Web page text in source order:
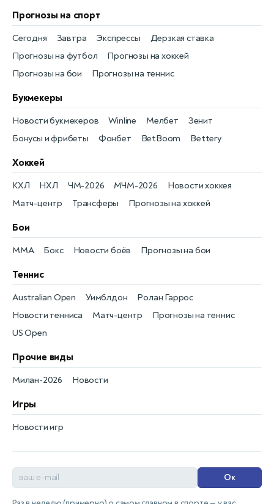
Прогнозы на спорт
Прогнозы на футбол
Сегодня
Прогнозы на хоккей
Завтра
Прогнозы на бои
Экспрессы
Прогнозы на теннис
Дерзкая ставка
Букмекеры
Бонусы и фрибеты
Новости букмекеров
Фонбет
Winline
BetBoom
Мелбет
Bettery
Зенит
Хоккей
Новости хоккея
КХЛ
Матч-центр
НХЛ
Трансферы
ЧМ-2026
Прогнозы на хоккей
МЧМ-2026
Бои
Новости боёв
MMA Прогнозы на бои
Бокс
Теннис
Новости тенниса
Australian Open
Матч-центр
Уимблдон
Прогнозы на теннис
Ролан Гаррос
US Open
Прочие виды
Новости
Милан-2026
Игры
Новости игр
Ок